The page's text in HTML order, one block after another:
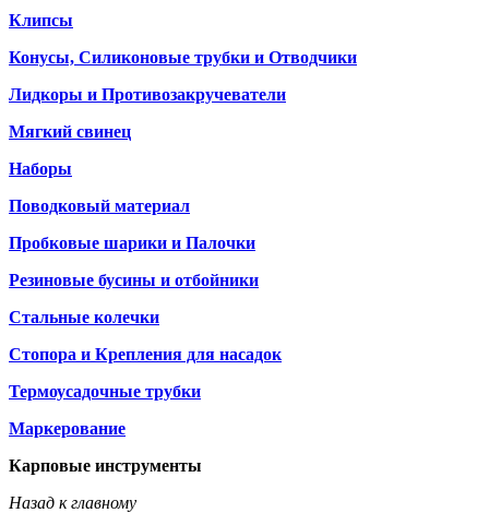
Клипсы
Конусы, Силиконовые трубки и Отводчики
Лидкоры и Противозакручеватели
Мягкий свинец
Наборы
Поводковый материал
Пробковые шарики и Палочки
Резиновые бусины и отбойники
Стальные колечки
Стопора и Крепления для насадок
Термоусадочные трубки
Маркерование
Карповые инструменты
Назад к главному